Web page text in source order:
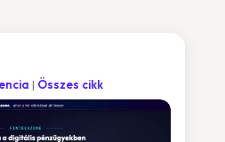
Összes cikk